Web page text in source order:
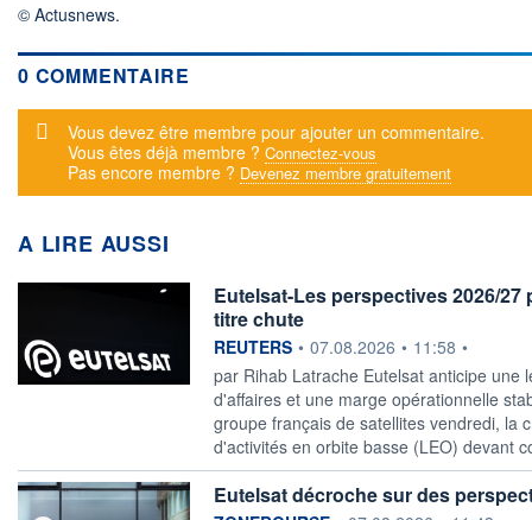
© Actusnews.
0 COMMENTAIRE
Message d'alerte
Vous devez être membre pour ajouter un commentaire.
Vous êtes déjà membre ? Connectez-vous
Pas encore membre ? Devenez membre gratuitement
A LIRE AUSSI
Eutelsat-Les perspectives 2026/27
titre chute
information fournie par
REUTERS • 07.08.2026 • 11:58 •
par Rihab Latrache Eutelsat anticipe une
d'affaires et une marge opérationnelle
groupe français de ​satellites vendredi, la
d'activités en orbite basse (LEO) devant
Eutelsat décroche sur des